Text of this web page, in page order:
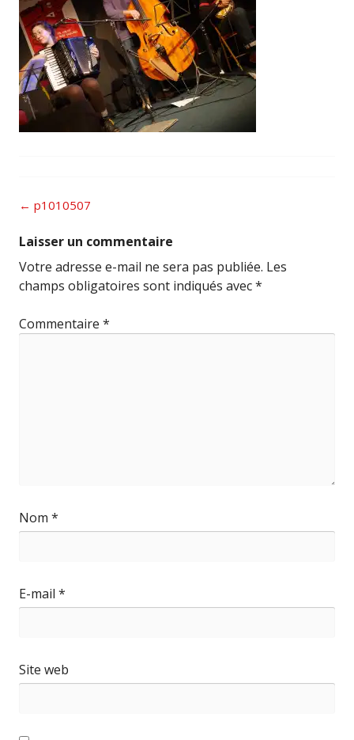
Post
← p1010507
Laisser un commentaire
Votre adresse e-mail ne sera pas publiée. Les
champs obligatoires sont indiqués avec*
Commentaire *
Nom *
E-mail *
Site web